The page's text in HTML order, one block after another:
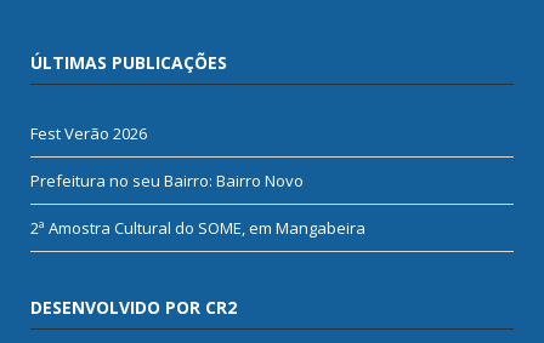
ÚLTIMAS PUBLICAÇÕES
Fest Verão 2026
Prefeitura no seu Bairro: Bairro Novo
2ª Amostra Cultural do SOME, em Mangabeira
DESENVOLVIDO POR CR2